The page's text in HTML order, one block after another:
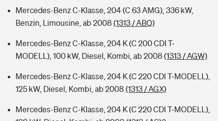
Mercedes-Benz C-Klasse, 204 (C 63 AMG), 336 kW,
Benzin, Limousine, ab 2008 (1313 / ABQ)
Mercedes-Benz C-Klasse, 204 K (C 200 CDI T-
MODELL), 100 kW, Diesel, Kombi, ab 2008 (1313 / AGW)
Mercedes-Benz C-Klasse, 204 K (C 220 CDI T-MODELL),
125 kW, Diesel, Kombi, ab 2008 (1313 / AGX)
Mercedes-Benz C-Klasse, 204 K (C 220 CDI T-MODELL),